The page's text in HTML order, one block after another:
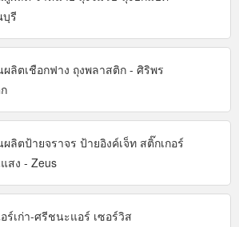
รี
ผลิตเชือกฟาง ถุงพลาสติก - ศิริพร
ผลิตป้ายจราจร ป้ายอิงค์เจ็ท สติ๊กเกอร์
สง - Zeus
ร์เก่า-ศรีชนะแอร์ เซอร์วิส